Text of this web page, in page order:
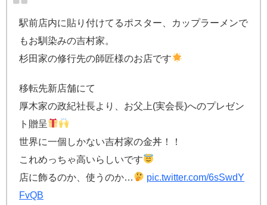
駅前店内に貼り付けてるポスター、カップラーメンで
もお馴染みの吉村家。
杉田家の修行先の師匠様のお店です
移転先新店舗にて
厚木家の政紀社長より、お父上(実会長)へのプレゼン
ト贈呈
世界に一個しかない吉村家の金丼！！
これめっちゃ高いらしいです
店に飾るのか、使うのか…
pic.twitter.com/6sSwdY
FvQB